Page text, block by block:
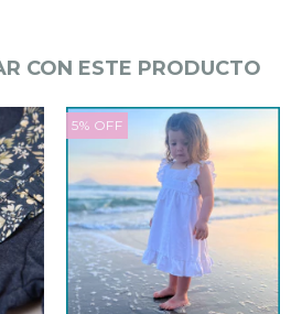
CON ESTE PRODUCTO
5% OFF